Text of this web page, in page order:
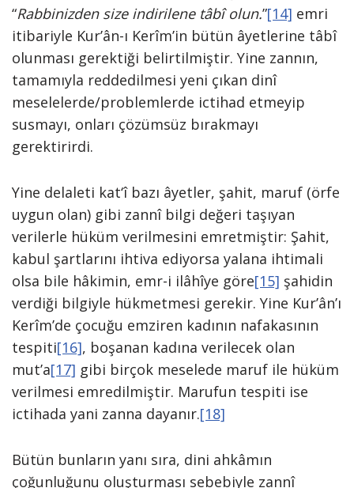
“Rabbinizden size indirilene tâbî olun.”[14] emri
itibariyle Kur’ân-ı Kerîm’in bütün âyetlerine tâbî
olunması gerektiği belirtilmiştir. Yine zannın,
tamamıyla reddedilmesi yeni çıkan dinî
meselelerde/problemlerde ictihad etmeyip
susmayı, onları çözümsüz bırakmayı
gerektirirdi.
Yine delaleti kat‘î bazı âyetler, şahit, maruf (örfe
uygun olan) gibi zannî bilgi değeri taşıyan
verilerle hüküm verilmesini emretmiştir: Şahit,
kabul şartlarını ihtiva ediyorsa yalana ihtimali
olsa bile hâkimin, emr-i ilâhîye göre[15] şahidin
verdiği bilgiyle hükmetmesi gerekir. Yine Kur’ân’ı
Kerîm’de çocuğu emziren kadının nafakasının
tespiti[16], boşanan kadına verilecek olan
mut’a[17] gibi birçok meselede maruf ile hüküm
verilmesi emredilmiştir. Marufun tespiti ise
ictihada yani zanna dayanır.[18]
Bütün bunların yanı sıra, dini ahkâmın
çoğunluğunu oluşturması sebebiyle zannî